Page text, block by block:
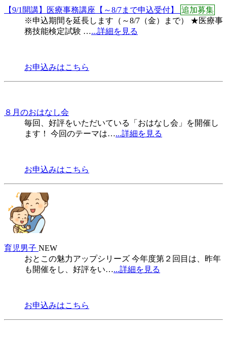
【9/1開講】医療事務講座【～8/7まで申込受付】
追加募集
※申込期間を延長します（～8/7（金）まで） ★医療事
務技能検定試験 …...詳細を見る
お申込みはこちら
８月のおはなし会
毎回、好評をいただいている「おはなし会」を開催し
ます！ 今回のテーマは…...詳細を見る
お申込みはこちら
育児男子 NEW
おとこの魅力アップシリーズ 今年度第２回目は、昨年
も開催をし、好評をい…...詳細を見る
お申込みはこちら